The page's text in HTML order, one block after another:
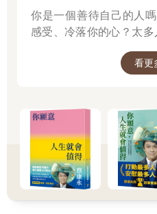
你是一個善待自己的人
感受、冷落你的心？太多
舒服、也更滿足的方法
看更